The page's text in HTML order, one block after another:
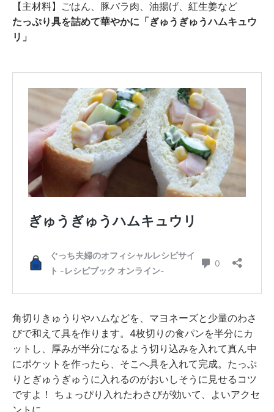
【主材料】ごはん、豚バラ肉、油揚げ、紅生姜など
たっぷり具を詰めて華やかに「ぎゅうぎゅうハムキュウ
リ」
角切りきゅうりやハムなどを、マヨネーズと少量のわさ
びで和えて具を作ります。4枚切りの食パンを半分にカ
ットし、厚みが半分になるよう切り込みを入れて真ん中
にポケットを作ったら、そこへ具を入れて完成。たっぷ
りとぎゅうぎゅうに入れるのがおいしそうに見せるコツ
ですよ！ ちょっぴり入れたわさびが効いて、よいアクセ